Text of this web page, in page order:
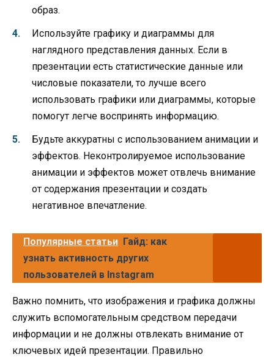
образ.
Используйте графику и диаграммы для
наглядного представления данных. Если в
презентации есть статистические данные или
числовые показатели, то лучше всего
использовать графики или диаграммы, которые
помогут легче воспринять информацию.
Будьте аккуратны с использованием анимации и
эффектов. Неконтролируемое использование
анимации и эффектов может отвлечь внимание
от содержания презентации и создать
негативное впечатление.
Популярные статьи Гайд: как
узнать активность других
пользователей в Instagram
Важно помнить, что изображения и графика должны
служить вспомогательным средством передачи
информации и не должны отвлекать внимание от
ключевых идей презентации. Правильно